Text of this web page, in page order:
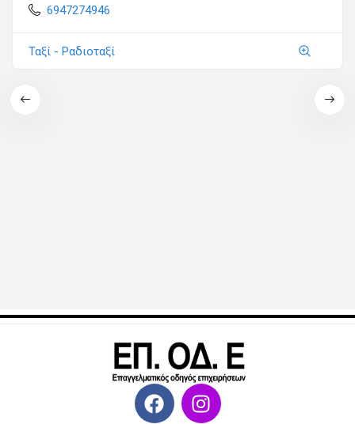
6947274946
Ταξί - Ραδιοταξί